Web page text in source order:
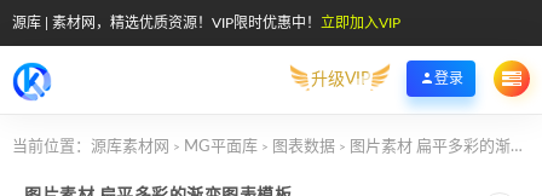
源库 | 素材网，精选优质资源！VIP限时优惠中！ 立即加入VIP
升级VIP 登录
当前位置： 源库素材网 > MG平面库 > 图表数据 > 图片素材 扁平多彩的渐变图表模板